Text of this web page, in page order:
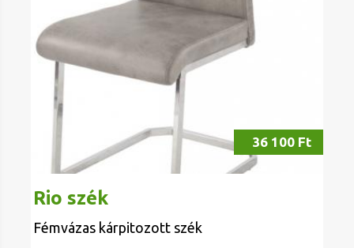
36 100 Ft
Rio szék
Fémvázas kárpitozott szék